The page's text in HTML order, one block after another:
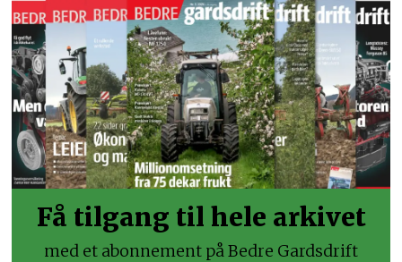
Få tilgang til hele arkivet
med et abonnement på Bedre Gardsdrift